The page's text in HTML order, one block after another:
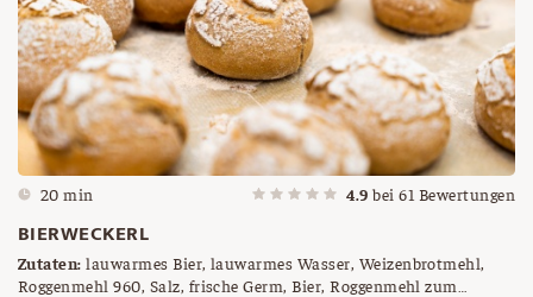
20 min 4.9 bei61 Bewertungen
BIERWECKERL
Zutaten: lauwarmes Bier, lauwarmes Wasser, Weizenbrotmehl,
Roggenmehl 960, Salz, frische Germ, Bier, Roggenmehl zum